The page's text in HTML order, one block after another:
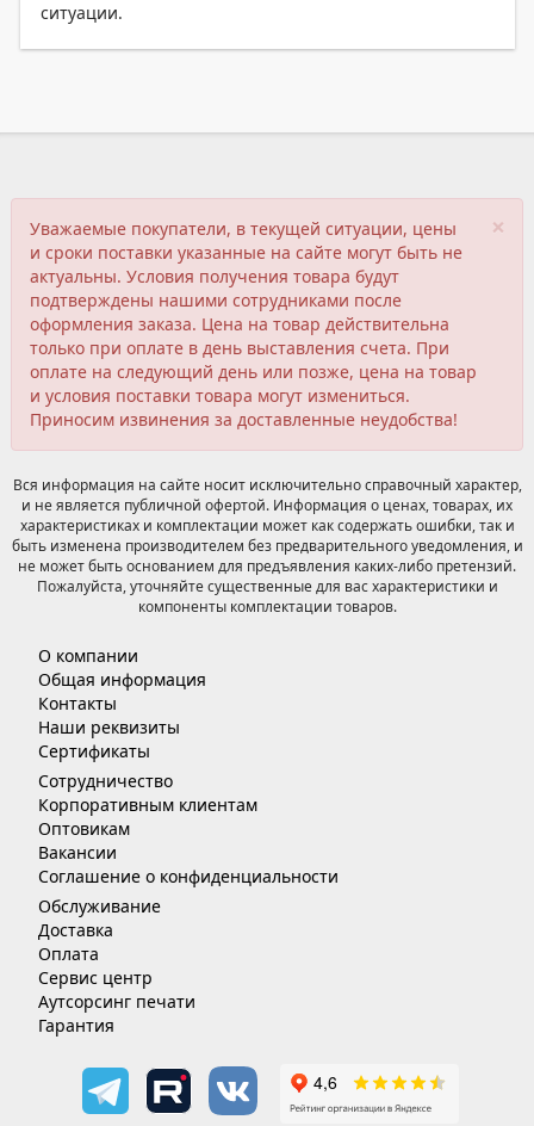
ситуации.
×
Уважаемые покупатели, в текущей ситуации, цены
и сроки поставки указанные на сайте могут быть не
актуальны. Условия получения товара будут
подтверждены нашими сотрудниками после
оформления заказа. Цена на товар действительна
только при оплате в день выставления счета. При
оплате на следующий день или позже, цена на товар
и условия поставки товара могут измениться.
Приносим извинения за доставленные неудобства!
Вся информация на сайте носит исключительно справочный характер,
и не является публичной офертой. Информация о ценах, товарах, их
характеристиках и комплектации может как содержать ошибки, так и
быть изменена производителем без предварительного уведомления, и
не может быть основанием для предъявления каких-либо претензий.
Пожалуйста, уточняйте существенные для вас характеристики и
компоненты комплектации товаров.
О компании
Общая информация
Контакты
Наши реквизиты
Сертификаты
Сотрудничество
Корпоративным клиентам
Оптовикам
Вакансии
Соглашение о конфиденциальности
Обслуживание
Доставка
Оплата
Сервис центр
Аутсорсинг печати
Гарантия